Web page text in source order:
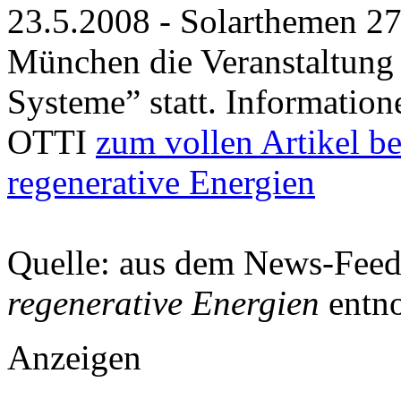
23.5.2008 - Solarthemen
München die
Systeme” statt.
OTTI zum vollen Artikel
regenerative Energien
Quelle: aus dem News-
regenerative Energien
Anzeigen